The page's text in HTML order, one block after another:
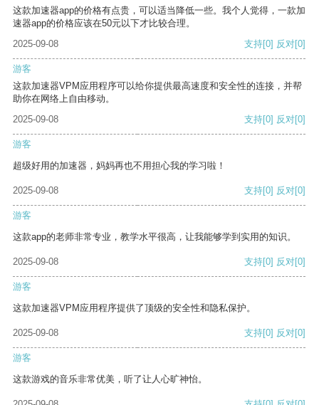
这款加速器app的价格有点贵，可以适当降低一些。我个人觉得，一款加
速器app的价格应该在50元以下才比较合理。
2025-09-08
支持[0] 反对[0]
游客
这款加速器VPM应用程序可以给你提供最高速度和安全性的连接，并帮
助你在网络上自由移动。
2025-09-08
支持[0] 反对[0]
游客
超级好用的加速器，妈妈再也不用担心我的学习啦！
2025-09-08 支持[0] 反对[0]
游客
这款app的老师非常专业，教学水平很高，让我能够学到实用的知识。
2025-09-08 支持[0] 反对[0]
游客
这款加速器VPM应用程序提供了顶级的安全性和隐私保护。
2025-09-08 支持[0] 反对[0]
游客
这款游戏的音乐非常优美，听了让人心旷神怡。